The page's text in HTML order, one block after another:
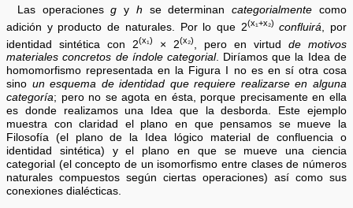
Las operacionesg y h se determinancategorialmente como
adición y producto de naturales. Por lo que 2(x₁+x₂) confluirá , por
identidad sintética con 2(x₁) × 2(x₂) , pero en virtud de motivos
materiales concretos de índole categorial. Diríamos que la Idea de
homomorfismo representada en la Figura I no es en sí otra cosa
sino un esquema de identidad que requiere realizarse en alguna
categoría; pero no se agota en ésta, porque precisamente en ella
es donde realizamos una Idea que la desborda. Este ejemplo
muestra con claridad el plano en que pensamos se mueve la
Filosofía (el plano de la Idea lógico material de confluencia o
identidad sintética) y el plano en que se mueve una ciencia
categorial (el concepto de un isomorfismo entre clases de números
naturales compuestos según ciertas operaciones) así como sus
conexiones dialécticas.